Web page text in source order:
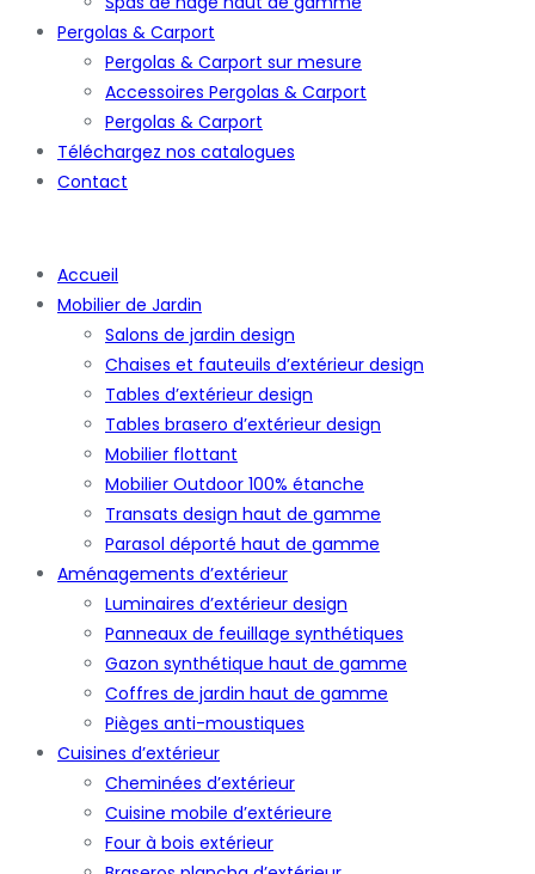
Pergolas & Carport
Pergolas & Carport sur mesure
Accessoires Pergolas & Carport
Pergolas & Carport
Téléchargez nos catalogues
Contact
Accueil
Mobilier de Jardin
Salons de jardin design
Chaises et fauteuils d’extérieur design
Tables d’extérieur design
Tables brasero d’extérieur design
Mobilier flottant
Mobilier Outdoor 100% étanche
Transats design haut de gamme
Parasol déporté haut de gamme
Aménagements d’extérieur
Luminaires d’extérieur design
Panneaux de feuillage synthétiques
Gazon synthétique haut de gamme
Coffres de jardin haut de gamme
Pièges anti-moustiques
Cuisines d’extérieur
Cheminées d’extérieur
Cuisine mobile d’extérieure
Four à bois extérieur